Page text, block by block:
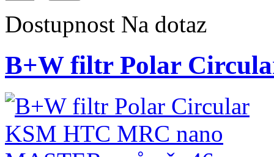
Dostupnost Na dotaz
B+W filtr Polar